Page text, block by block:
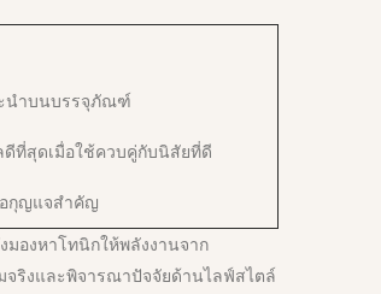
นำบนบรรจุภัณฑ์
ดีที่สุดเมื่อใช้ควบคู่กับนิสัยที่ดี
กุญแจสำคัญ
มองหาโทนิกให้พลังงานจาก
จริงและพิจารณาปัจจัยด้านไลฟ์สไตล์